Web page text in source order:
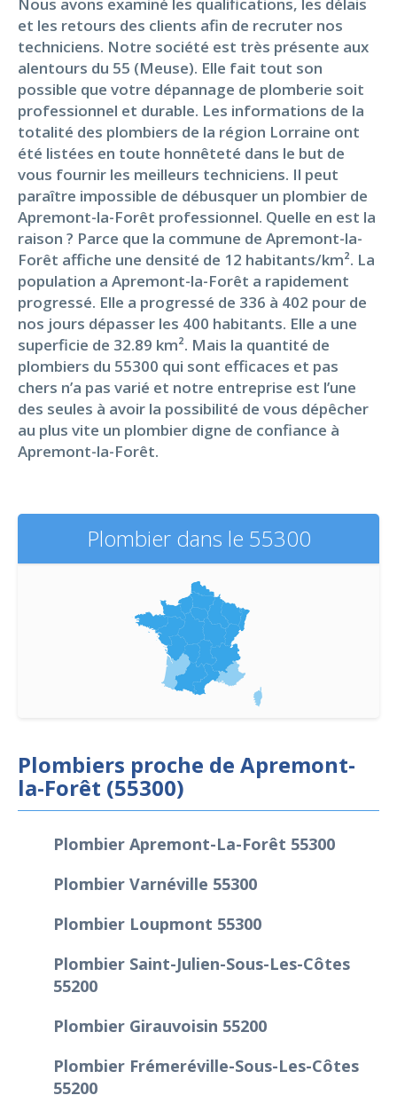
et les retours des clients afin de recruter nos
techniciens. Notre société est très présente aux
alentours du 55 (Meuse). Elle fait tout son
possible que votre dépannage de plomberie soit
professionnel et durable. Les informations de la
totalité des plombiers de la région Lorraine ont
été listées en toute honnêteté dans le but de
vous fournir les meilleurs techniciens. Il peut
paraître impossible de débusquer un plombier de
Apremont-la-Forêt professionnel. Quelle en est la
raison ? Parce que la commune de Apremont-la-
Forêt affiche une densité de 12 habitants/km². La
population a Apremont-la-Forêt a rapidement
progressé. Elle a progressé de 336 à 402 pour de
nos jours dépasser les 400 habitants. Elle a une
superficie de 32.89 km². Mais la quantité de
plombiers du 55300 qui sont efficaces et pas
chers n’a pas varié et notre entreprise est l’une
des seules à avoir la possibilité de vous dépêcher
au plus vite un plombier digne de confiance à
Apremont-la-Forêt.
Plombier dans le 55300
Plombiers proche de Apremont-
la-Forêt (55300)
Plombier Apremont-La-Forêt 55300
Plombier Varnéville 55300
Plombier Loupmont 55300
Plombier Saint-Julien-Sous-Les-Côtes
55200
Plombier Girauvoisin 55200
Plombier Frémeréville-Sous-Les-Côtes
55200